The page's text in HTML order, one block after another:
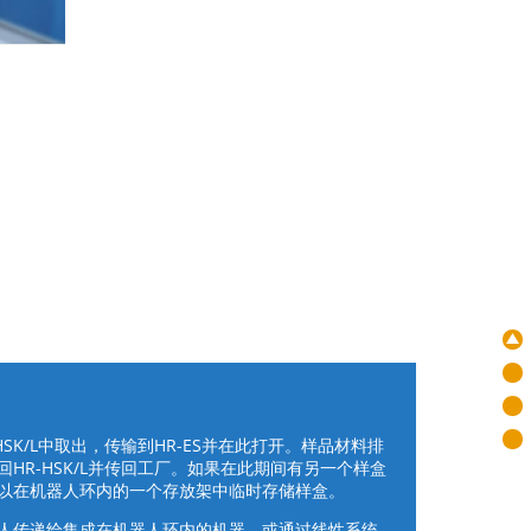
L中取出，传输到HR-ES并在此打开。样品材料排
HR-HSK/L并传回工厂。如果在此期间有另一个样盒
机器人环内的一个存放架中临时存储样盒。